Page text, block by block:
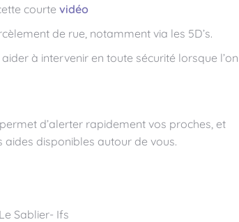
courte vidéo
de rue, notamment via les 5D’s.
à intervenir en toute sécurité lorsque l’on
d’alerter rapidement vos proches, et
aides disponibles autour de vous.
Sablier- Ifs